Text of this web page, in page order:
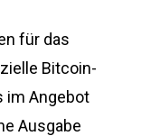
für das
Bitcoin-
im Angebot
Ausgabe